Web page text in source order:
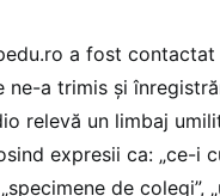
a fost
ne-a trimis și
relevă un limbaj
expresii ca: „ce-i
de